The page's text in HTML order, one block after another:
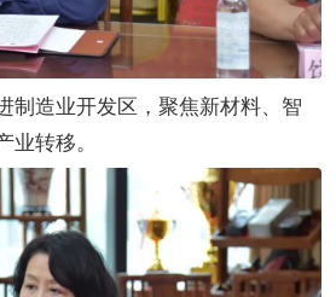
造业开发区，聚焦新材料、智
转移。